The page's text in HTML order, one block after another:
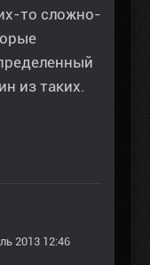
то сложно-
из таких.
2013 12:46